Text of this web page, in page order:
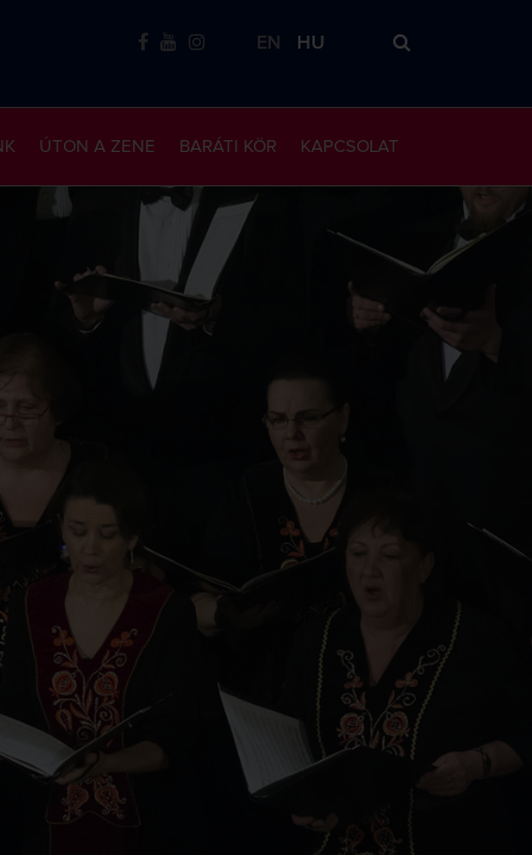
EN HU
KAPCSOLAT
BARÁTI KÖR
ÚTON A ZENE